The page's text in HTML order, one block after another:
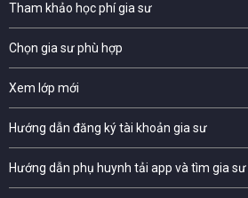
Tham khảo học phí gia sư
Chọn gia sư phù hợp
Xem lớp mới
Hướng dẫn đăng ký tài khoản gia sư
Hướng dẫn phụ huynh tải app và tìm gia sư